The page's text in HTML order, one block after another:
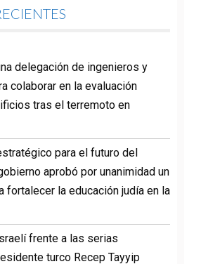
delegación de ingenieros y
colaborar en la evaluación
tras el terremoto en
para el futuro del
aprobó por unanimidad un
fortalecer la educación judía en la
frente a las serias
turco Recep Tayyip